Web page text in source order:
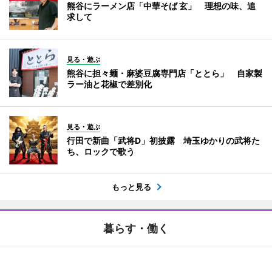
熊谷にラーメン店「中華そば 玄」 理想の味、追
求して
見る・遊ぶ
熊谷に担々麺・麻婆豆腐専門店「ととら」 自家製
ラー油と花椒で差別化
見る・遊ぶ
行田で新曲「武将D」初披露 埼玉ゆかりの武将た
ち、ロックで歌う
もっと見る
暮らす・働く